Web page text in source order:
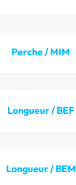
Perche / MIM
Longueur / BEF
Longueur / BEM